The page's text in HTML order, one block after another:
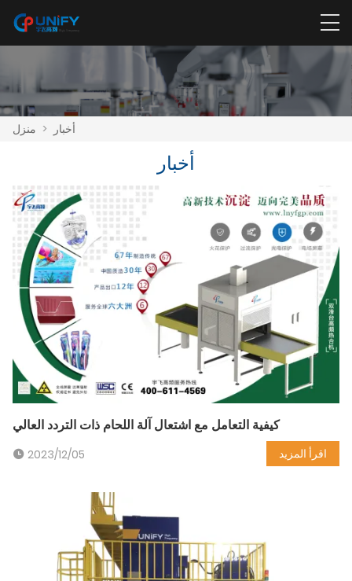
منزل > أخبار
أخبار
كيفية التعامل مع اشتعال آلة اللحام ذات التردد العالي
2023/12/05 اقرأ المزيد